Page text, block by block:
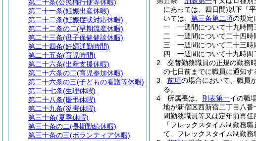
にあっては、四日間)以下「
いては、 第三条第二項の規定
一
一週間について十九時
二
一週間について二十四
三
一週間について二十三
四
一週間について十九時
2
交替勤務職員の正規の勤務
の七日前までに職員に通知す
3
前項の場合において、職員
る。
4
所属長は、 別表第一イの職
地が新宿区西新宿二丁目八
間勤務職員等又は定年前再
「フレックスタイム制勤務
て、フレックスタイム制勤
第二十条(公民権行使等休暇)
第二十一条(妊娠出産休暇)
第二十二条(妊娠症状対応休暇)
第二十二条の二(早期流産休暇)
第二十三条(母子保健健診休暇)
第二十四条(妊婦通勤時間)
第二十五条(育児時間)
第二十六条(出産支援休暇)
第二十六条の二(育児参加休暇)
第二十六条の三(子どもの看護等休暇)
第二十七条(生理休暇)
第二十八条(慶弔休暇)
第二十九条(災害休暇)
第三十条(夏季休暇)
第三十条の二(長期勤続休暇)
第三十条の三(ボランティア休暇)